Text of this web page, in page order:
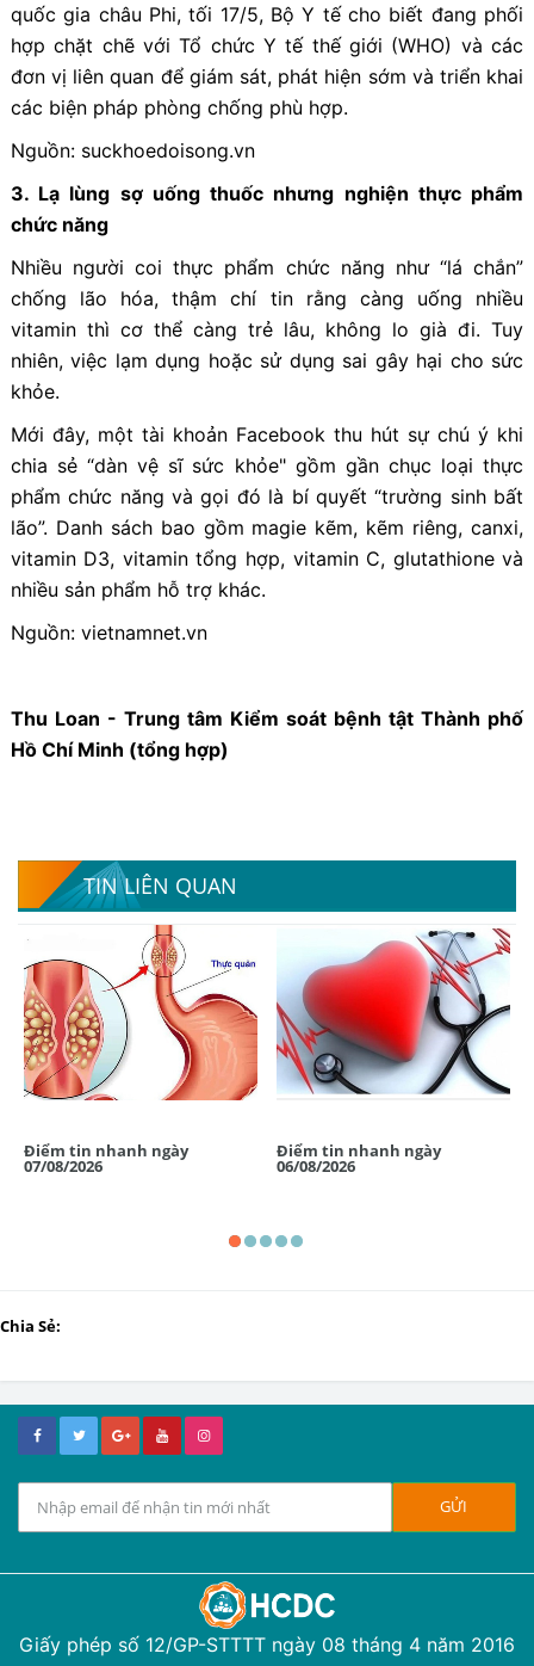
quốc gia châu Phi, tối 17/5, Bộ Y tế cho biết đang phối
hợp chặt chẽ với Tổ chức Y tế thế giới (WHO) và các
đơn vị liên quan để giám sát, phát hiện sớm và triển khai
các biện pháp phòng chống phù hợp.
Nguồn: suckhoedoisong.vn
3. Lạ lùng sợ uống thuốc nhưng nghiện thực phẩm
chức năng
Nhiều người coi thực phẩm chức năng như “lá chắn”
chống lão hóa, thậm chí tin rằng càng uống nhiều
vitamin thì cơ thể càng trẻ lâu, không lo già đi. Tuy
nhiên, việc lạm dụng hoặc sử dụng sai gây hại cho sức
khỏe.
Mới đây, một tài khoản Facebook thu hút sự chú ý khi
chia sẻ “dàn vệ sĩ sức khỏe" gồm gần chục loại thực
phẩm chức năng và gọi đó là bí quyết “trường sinh bất
lão”. Danh sách bao gồm magie kẽm, kẽm riêng, canxi,
vitamin D3, vitamin tổng hợp, vitamin C, glutathione và
nhiều sản phẩm hỗ trợ khác.
Nguồn: vietnamnet.vn
Thu Loan - Trung tâm Kiểm soát bệnh tật Thành phố
Hồ Chí Minh (tổng hợp)
TIN LIÊN QUAN
Điểm tin nhanh ngày
07/08/2026
Điểm tin nhanh ngày
06/08/2026
Chia Sẻ:
Giấy phép số 12/GP-STTTT ngày 08 tháng 4 năm 2016